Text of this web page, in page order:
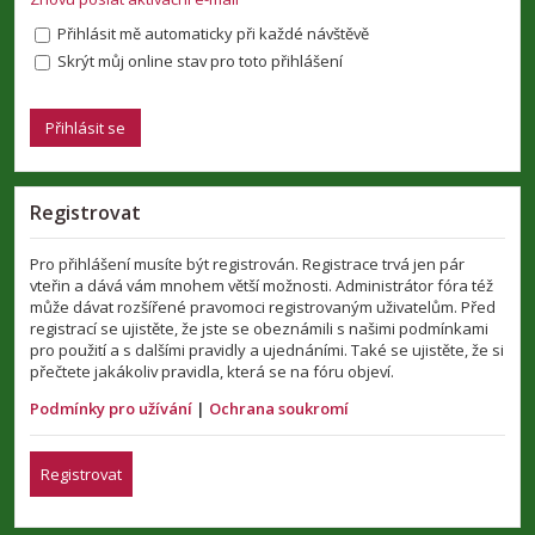
Přihlásit mě automaticky při každé návštěvě
Skrýt můj online stav pro toto přihlášení
Registrovat
Pro přihlášení musíte být registrován. Registrace trvá jen pár
vteřin a dává vám mnohem větší možnosti. Administrátor fóra též
může dávat rozšířené pravomoci registrovaným uživatelům. Před
registrací se ujistěte, že jste se obeznámili s našimi podmínkami
pro použití a s dalšími pravidly a ujednáními. Také se ujistěte, že si
přečtete jakákoliv pravidla, která se na fóru objeví.
Podmínky pro užívání | Ochrana soukromí
Registrovat